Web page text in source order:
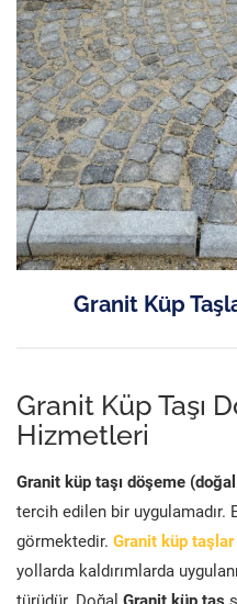
Granit Küp
Granit Küp Taşı
Hizmetleri
Granit küp taşı döşeme
tercih edilen bir uygulamadır.
görmektedir. Granit küp taşlar
yollarda kaldırımlarda